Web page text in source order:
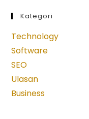
a
new
tab
new
tab
Kategori
Technology
Software
SEO
Ulasan
Business